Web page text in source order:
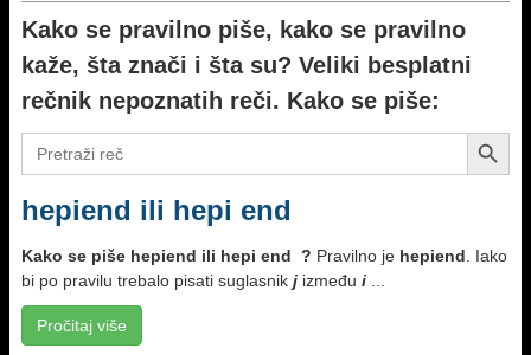
Kako se pravilno piše, kako se pravilno
kaže, šta znači i šta su? Veliki besplatni
rečnik nepoznatih reči. Kako se piše:
Search
for:
Search Button
hepiend ili hepi end
Kako se piše hepiend ili hepi end ? Pravilno je hepiend . Iako
bi po pravilu trebalo pisati suglasnik j između i
Pročitaj više